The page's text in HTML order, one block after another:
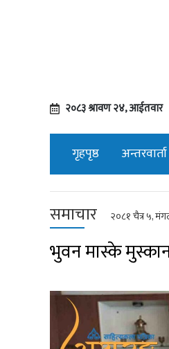
२०८३ श्रावण २४, आईतवार
गृहपृष्ठ अन्तरवार्ता
समाचार २०८१ चैत्र ५,
भुवन मास्के